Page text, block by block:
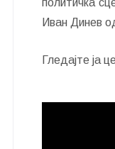
Иван Динев
Гледајте ја